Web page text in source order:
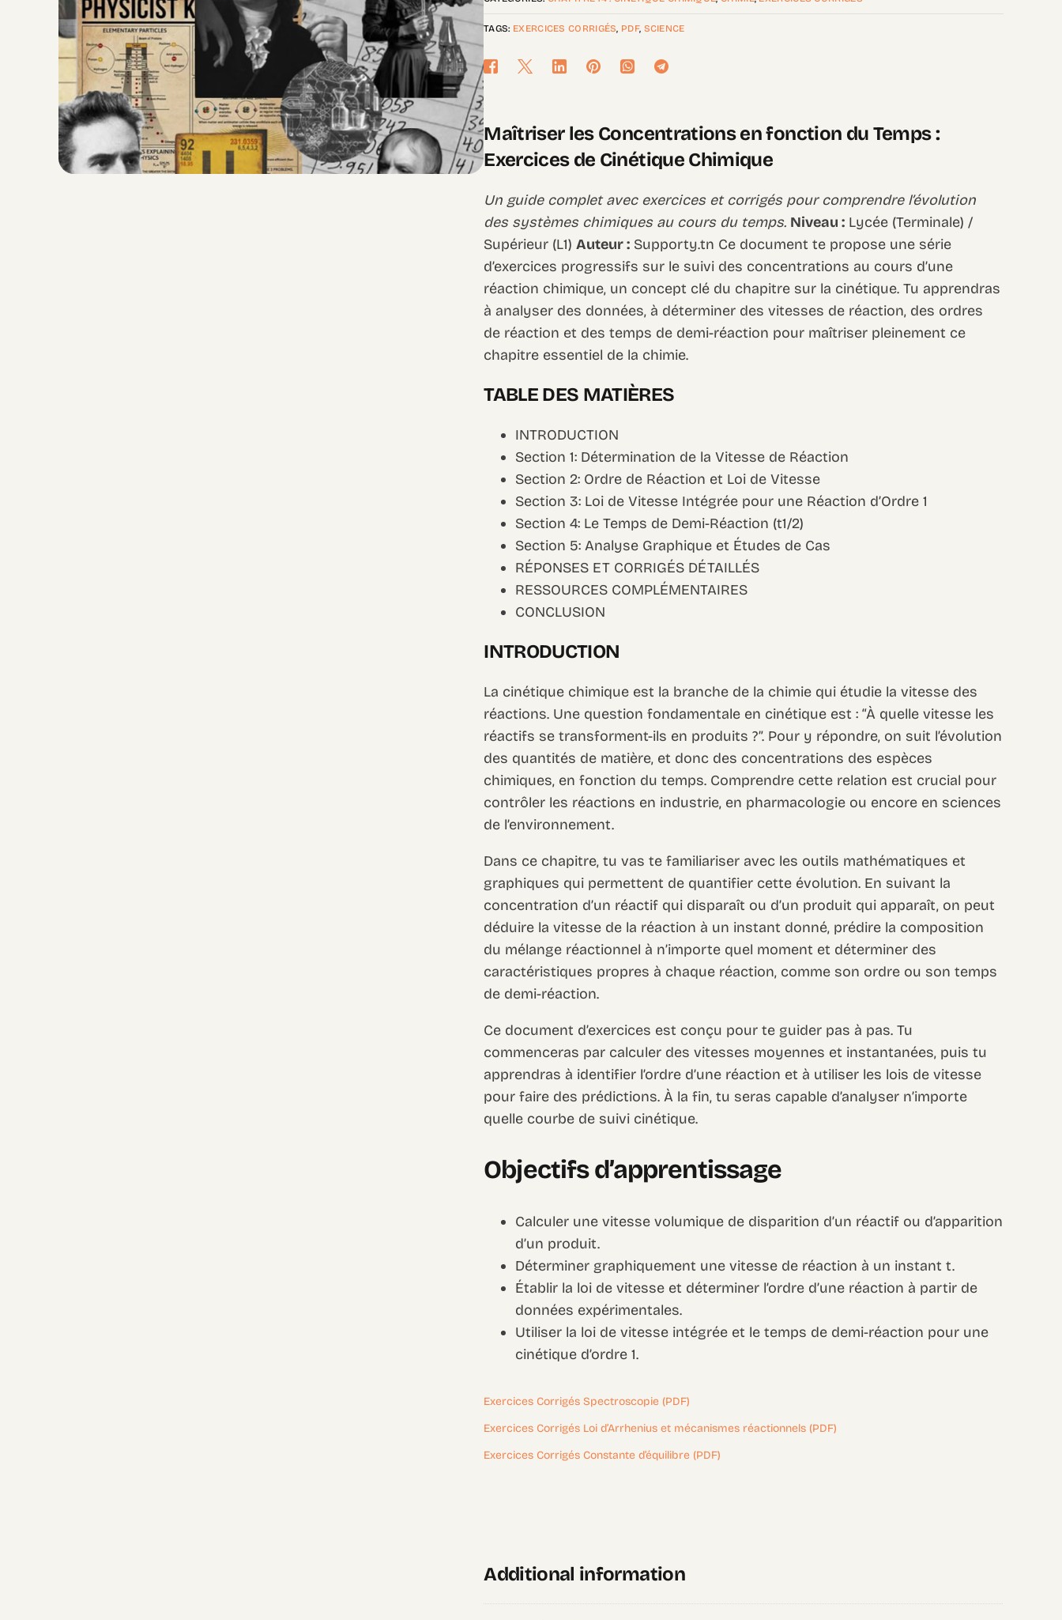
TAGS: EXERCICES CORRIGÉS PDF, SCIENCE
Maîtriser les Concentrations en fonction du Temps :
Exercices de Cinétique Chimique
Un guide complet avec exercices et corrigés pour comprendre l’évolution
des systèmes chimiques au cours du temps. Niveau : Lycée (Terminale) /
Supérieur (L1)Auteur : Supporty.tn Ce document te propose une série
d’exercices progressifs sur le suivi des concentrations au cours d’une
réaction chimique, un concept clé du chapitre sur la cinétique. Tu apprendras
à analyser des données, à déterminer des vitesses de réaction, des ordres
de réaction et des temps de demi-réaction pour maîtriser pleinement ce
chapitre essentiel de la chimie.
TABLE DES MATIÈRES
INTRODUCTION
Section 1: Détermination de la Vitesse de Réaction
Section 2: Ordre de Réaction et Loi de Vitesse
Section 3: Loi de Vitesse Intégrée pour une Réaction d’Ordre 1
Section 4: Le Temps de Demi-Réaction (t1/2)
Section 5: Analyse Graphique et Études de Cas
RÉPONSES ET CORRIGÉS DÉTAILLÉS
RESSOURCES COMPLÉMENTAIRES
CONCLUSION
INTRODUCTION
La cinétique chimique est la branche de la chimie qui étudie la vitesse des
réactions. Une question fondamentale en cinétique est : “À quelle vitesse les
réactifs se transforment-ils en produits ?”. Pour y répondre, on suit l’évolution
des quantités de matière, et donc des concentrations des espèces
chimiques, en fonction du temps. Comprendre cette relation est crucial pour
contrôler les réactions en industrie, en pharmacologie ou encore en sciences
de l’environnement.
Dans ce chapitre, tu vas te familiariser avec les outils mathématiques et
graphiques qui permettent de quantifier cette évolution. En suivant la
concentration d’un réactif qui disparaît ou d’un produit qui apparaît, on peut
déduire la vitesse de la réaction à un instant donné, prédire la composition
du mélange réactionnel à n’importe quel moment et déterminer des
caractéristiques propres à chaque réaction, comme son ordre ou son temps
de demi-réaction.
Ce document d’exercices est conçu pour te guider pas à pas. Tu
commenceras par calculer des vitesses moyennes et instantanées, puis tu
apprendras à identifier l’ordre d’une réaction et à utiliser les lois de vitesse
pour faire des prédictions. À la fin, tu seras capable d’analyser n’importe
quelle courbe de suivi cinétique.
Objectifs d’apprentissage
Calculer une vitesse volumique de disparition d’un réactif ou d’apparition
d’un produit.
Déterminer graphiquement une vitesse de réaction à un instant t.
Établir la loi de vitesse et déterminer l’ordre d’une réaction à partir de
données expérimentales.
Utiliser la loi de vitesse intégrée et le temps de demi-réaction pour une
cinétique d’ordre 1.
Exercices Corrigés Spectroscopie (PDF)
Exercices Corrigés Loi d’Arrhenius et mécanismes réactionnels (PDF)
Exercices Corrigés Constante d’équilibre (PDF)
Additional information